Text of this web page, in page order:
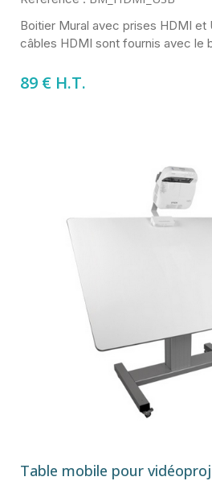
Boitier Mural avec prises HDMI et
câbles HDMI sont fournis avec le
89 € H.T.
Table mobile pour